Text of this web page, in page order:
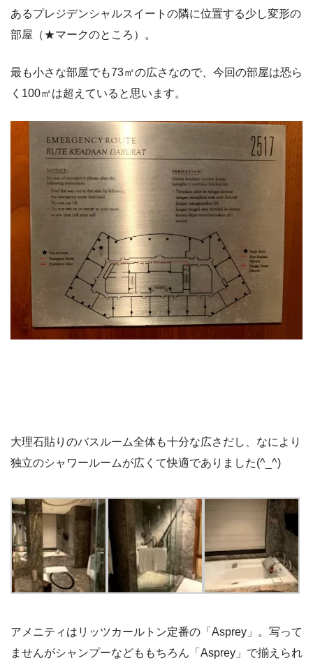
あるプレジデンシャルスイートの隣に位置する少し変形の
部屋（★マークのところ）。
最も小さな部屋でも73㎡の広さなので、今回の部屋は恐ら
く100㎡は超えていると思います。
大理石貼りのバスルーム全体も十分な広さだし、なにより
独立のシャワールームが広くて快適でありました(^_^)
アメニティはリッツカールトン定番の「Asprey」。写って
ませんがシャンプーなどももちろん「Asprey」で揃えられ